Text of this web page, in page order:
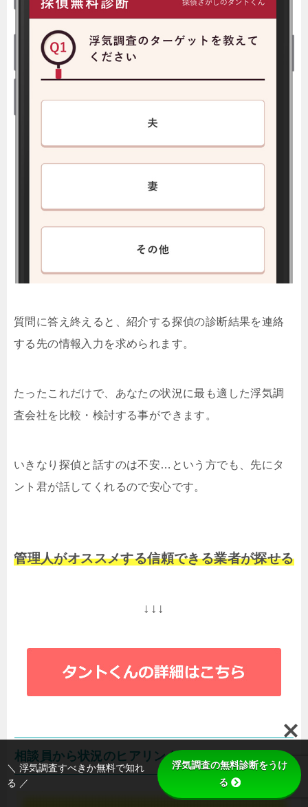
質問に答え終えると、紹介する探偵の診断結果を連絡
する先の情報入力を求められます。
たったこれだけで、あなたの状況に最も適した浮気調
査会社を比較・検討する事ができます。
いきなり探偵と話すのは不安…という方でも、先にタ
ント君が話してくれるので安心です。
管理人がオススメする信頼できる業者が探せる
↓↓↓
相談員から状況のヒアリング
＼ 浮気調査すべきか無料で知れ
る ／
浮気調査の無料診断をうけ
る